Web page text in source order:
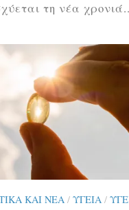
τη νέα
ΚΑΙ ΝΈΑ / ΥΓΕΊΑ /